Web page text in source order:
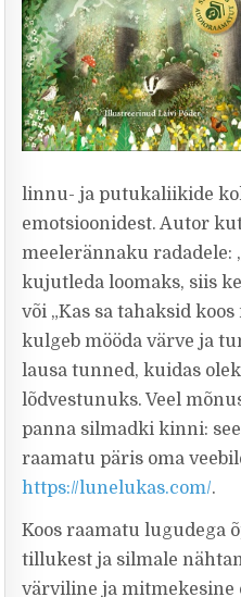
linnu- ja putukaliikide
emotsioonidest. Autor
meelerännaku radadele:
kujutleda loomaks, siis
või „Kas sa tahaksid
kulgeb mööda värve ja
lausa tunned, kuidas
lõdvestunuks. Veel
panna silmadki kinni:
raamatu päris oma
https://lunelukas.com/.
Koos raamatu lugudega
tillukest ja silmale
värviline ja mitmekesine